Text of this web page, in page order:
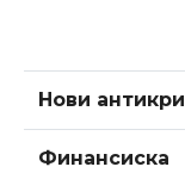
Нови
Финансиска